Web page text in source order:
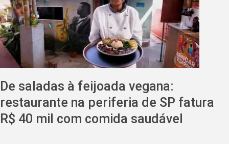
De saladas à feijoada vegana:
restaurante na periferia de SP fatura
R$ 40 mil com comida saudável